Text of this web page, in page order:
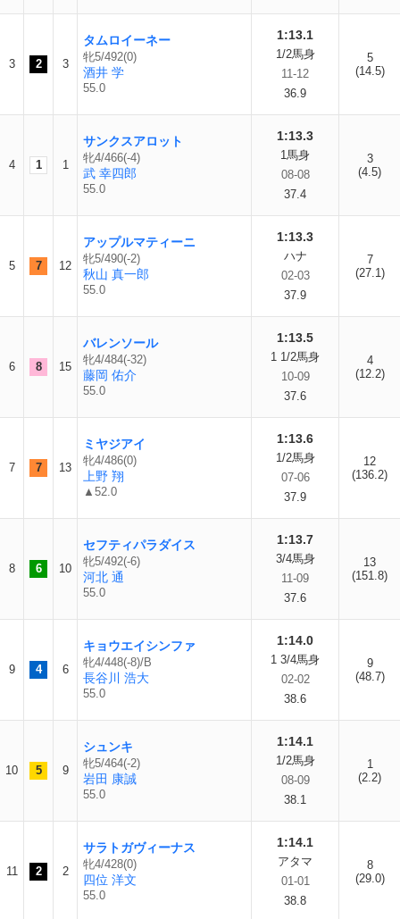
3 2 3
タムロイーネー
牝5/492(0)
酒井 学
55.0
1:13.1
1/2馬身
11-12
36.9
5
(14.5)
4 1 1
サンクスアロット
牝4/466(-4)
武 幸四郎
55.0
1:13.3
1馬身
08-08
37.4
3
(4.5)
5 7 12
アップルマティーニ
牝5/490(-2)
秋山 真一郎
55.0
1:13.3
ハナ
02-03
37.9
7
(27.1)
6 8 15
バレンソール
牝4/484(-32)
藤岡 佑介
55.0
1:13.5
1 1/2馬身
10-09
37.6
4
(12.2)
7 7 13
ミヤジアイ
牝4/486(0)
上野 翔
▲52.0
1:13.6
1/2馬身
07-06
37.9
12
(136.2)
8 6 10
セフティパラダイス
牝5/492(-6)
河北 通
55.0
1:13.7
3/4馬身
11-09
37.6
13
(151.8)
9 4 6
キョウエイシンファ
牝4/448(-8)/B
長谷川 浩大
55.0
1:14.0
1 3/4馬身
02-02
38.6
9
(48.7)
10 5 9
シュンキ
牝5/464(-2)
岩田 康誠
55.0
1:14.1
1/2馬身
08-09
38.1
1
(2.2)
11 2 2
サラトガヴィーナス
牝4/428(0)
四位 洋文
55.0
1:14.1
アタマ
01-01
38.8
8
(29.0)